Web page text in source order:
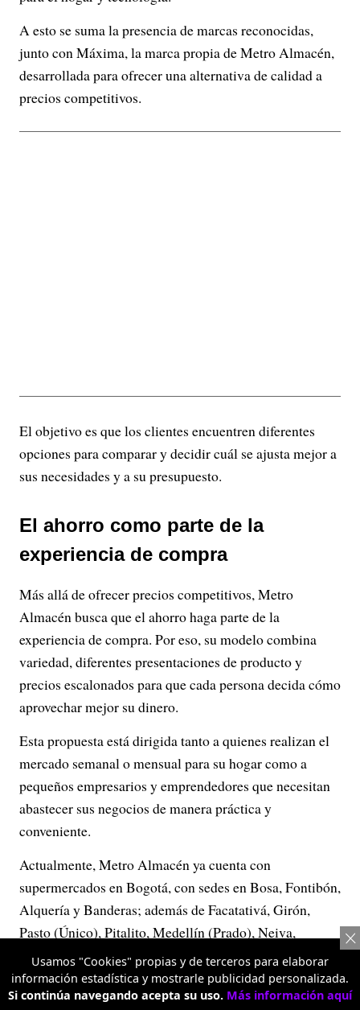
A esto se suma la presencia de marcas reconocidas,
junto con Máxima, la marca propia de Metro Almacén,
desarrollada para ofrecer una alternativa de calidad a
precios competitivos.
El objetivo es que los clientes encuentren diferentes
opciones para comparar y decidir cuál se ajusta mejor a
sus necesidades y a su presupuesto.
El ahorro como parte de la
experiencia de compra
Más allá de ofrecer precios competitivos, Metro
Almacén busca que el ahorro haga parte de la
experiencia de compra. Por eso, su modelo combina
variedad, diferentes presentaciones de producto y
precios escalonados para que cada persona decida cómo
aprovechar mejor su dinero.
Esta propuesta está dirigida tanto a quienes realizan el
mercado semanal o mensual para su hogar como a
pequeños empresarios y emprendedores que necesitan
abastecer sus negocios de manera práctica y
conveniente.
Actualmente, Metro Almacén ya cuenta con
supermercados en Bogotá, con sedes en Bosa, Fontibón,
Alquería y Banderas; además de Facatativá, Girón,
Pasto (Único), Pitalito, Medellín (Prado), Neiva,
Palmira y Cali, donde está presente en Simón Bolívar y
La 70.
Usamos "Cookies" propias y de terceros para elaborar
información estadística y mostrarle publicidad personalizada.
Si continúa navegando acepta su uso. Más información aquí